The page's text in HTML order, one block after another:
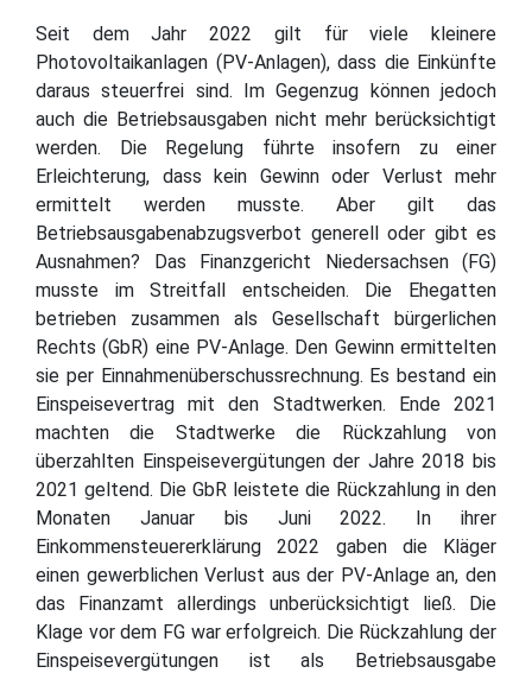
Seit dem Jahr 2022 gilt für viele kleinere
Photovoltaikanlagen (PV-Anlagen), dass die Einkünfte
daraus steuerfrei sind. Im Gegenzug können jedoch
auch die Betriebsausgaben nicht mehr berücksichtigt
werden. Die Regelung führte insofern zu einer
Erleichterung, dass kein Gewinn oder Verlust mehr
ermittelt werden musste. Aber gilt das
Betriebsausgabenabzugsverbot generell oder gibt es
Ausnahmen? Das Finanzgericht Niedersachsen (FG)
musste im Streitfall entscheiden. Die Ehegatten
betrieben zusammen als Gesellschaft bürgerlichen
Rechts (GbR) eine PV-Anlage. Den Gewinn ermittelten
sie per Einnahmenüberschussrechnung. Es bestand ein
Einspeisevertrag mit den Stadtwerken. Ende 2021
machten die Stadtwerke die Rückzahlung von
überzahlten Einspeisevergütungen der Jahre 2018 bis
2021 geltend. Die GbR leistete die Rückzahlung in den
Monaten Januar bis Juni 2022. In ihrer
Einkommensteuererklärung 2022 gaben die Kläger
einen gewerblichen Verlust aus der PV-Anlage an, den
das Finanzamt allerdings unberücksichtigt ließ. Die
Klage vor dem FG war erfolgreich. Die Rückzahlung der
Einspeisevergütungen ist als Betriebsausgabe